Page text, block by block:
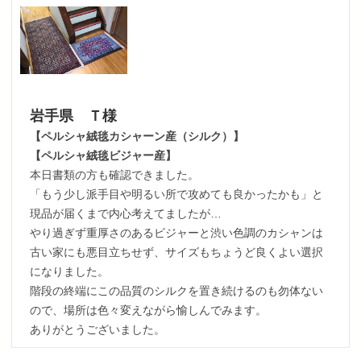
岩手県 Ｔ様
【ペルシャ絨毯カシャーン産（シルク）】
【ペルシャ絨毯ビジャー産】
本日書類の方も確認できました。
「もう少し派手目や明るい所で攻めても良かったかも」と
現品が届くまで内心考えてましたが…
やり過ぎず重厚さのあるビジャーと渋い色調のカシャンは
古い家にも悪目立ちせず、サイズもちょうど良くよい選択
になりました。
階段の終端にこの品質のシルクを置き続けるのも勿体ない
ので、場所は色々変えながら愉しんでみます。
ありがとうございました。